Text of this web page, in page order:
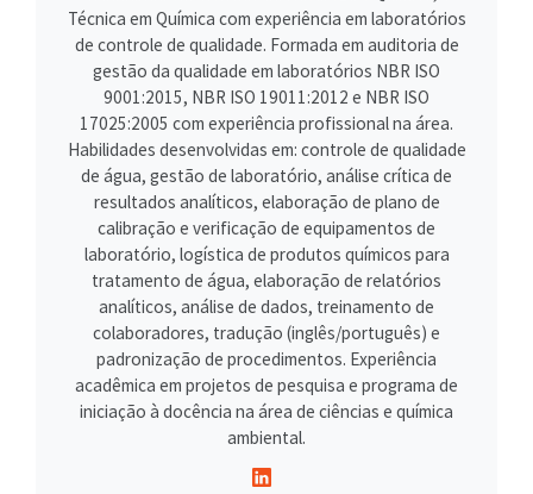
Técnica em Química com experiência em laboratórios
de controle de qualidade. Formada em auditoria de
gestão da qualidade em laboratórios NBR ISO
9001:2015, NBR ISO 19011:2012 e NBR ISO
17025:2005 com experiência profissional na área.
Habilidades desenvolvidas em: controle de qualidade
de água, gestão de laboratório, análise crítica de
resultados analíticos, elaboração de plano de
calibração e verificação de equipamentos de
laboratório, logística de produtos químicos para
tratamento de água, elaboração de relatórios
analíticos, análise de dados, treinamento de
colaboradores, tradução (inglês/português) e
padronização de procedimentos. Experiência
acadêmica em projetos de pesquisa e programa de
iniciação à docência na área de ciências e química
ambiental.